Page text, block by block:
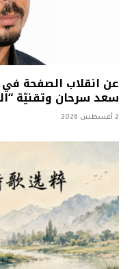
عن انقلاب الصفحة في
سعد سرحان وتقنيّة
2 أغسطس 2026